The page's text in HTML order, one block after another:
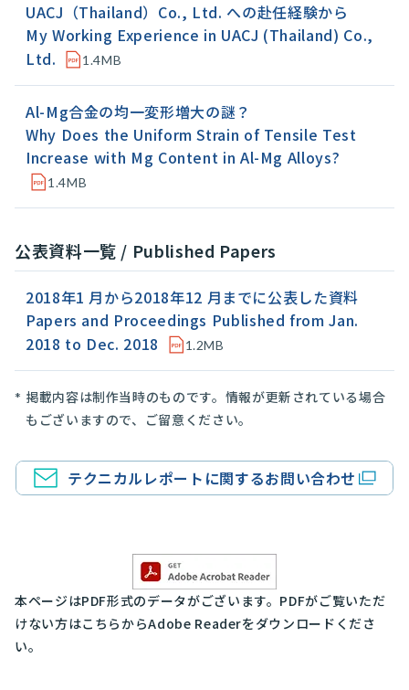
UACJ（Thailand）Co., Ltd. への赴任経験から
My Working Experience in UACJ (Thailand) Co.,
Ltd.
1.4MB
Al-Mg合金の均一変形増大の謎？
Why Does the Uniform Strain of Tensile Test
Increase with Mg Content in Al-Mg Alloys?
1.4MB
公表資料一覧 / Published Papers
2018年1 月から2018年12 月までに公表した資料
Papers and Proceedings Published from Jan.
2018 to Dec. 2018
1.2MB
掲載内容は制作当時のものです。情報が更新されている場合
もございますので、ご留意ください。
テクニカルレポートに関するお問い合わせ
本ページはPDF形式のデータがございます。PDFがご覧いただ
けない方はこちらからAdobe Readerをダウンロードくださ
い。